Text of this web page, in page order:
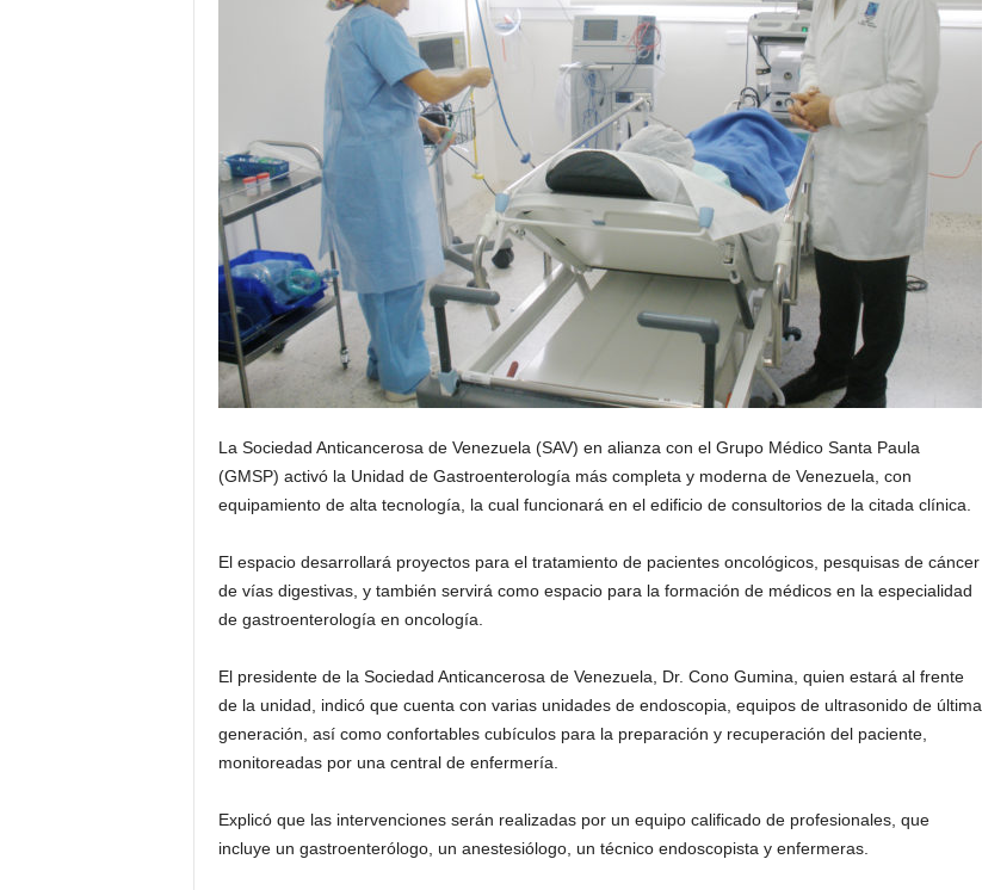
La Sociedad Anticancerosa de Venezuela (SAV) en alianza con el Grupo Médico Santa Paula
(GMSP) activó la Unidad de Gastroenterología más completa y moderna de Venezuela, con
equipamiento de alta tecnología, la cual funcionará en el edificio de consultorios de la citada clínica.
El espacio desarrollará proyectos para el tratamiento de pacientes oncológicos, pesquisas de cáncer
de vías digestivas, y también servirá como espacio para la formación de médicos en la especialidad
de gastroenterología en oncología.
El presidente de la Sociedad Anticancerosa de Venezuela, Dr. Cono Gumina, quien estará al frente
de la unidad, indicó que cuenta con varias unidades de endoscopia, equipos de ultrasonido de última
generación, así como confortables cubículos para la preparación y recuperación del paciente,
monitoreadas por una central de enfermería.
Explicó que las intervenciones serán realizadas por un equipo calificado de profesionales, que
incluye un gastroenterólogo, un anestesiólogo, un técnico endoscopista y enfermeras.